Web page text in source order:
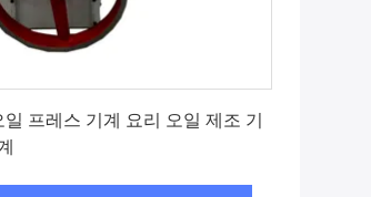
프레스 기계 요리 오일 제조 기